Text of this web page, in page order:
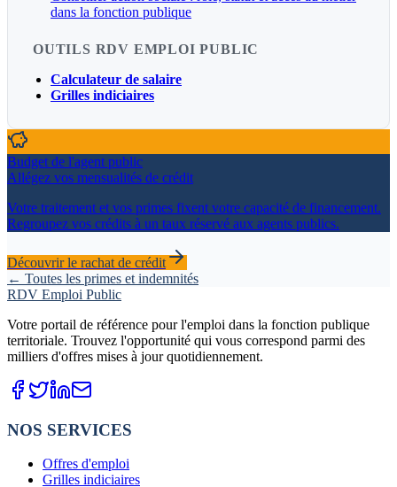
dans la fonction publique
OUTILS RDV EMPLOI PUBLIC
Calculateur de salaire
Grilles indiciaires
Budget de l'agent public
Allégez vos mensualités de crédit
Votre traitement et vos primes fixent votre capacité de financement.
Regroupez vos crédits à un taux réservé aux agents publics.
Découvrir le rachat de crédit
← Toutes les primes et indemnités
RDV Emploi Public
Votre portail de référence pour l'emploi dans la fonction publique
territoriale. Trouvez l'opportunité qui vous correspond parmi des
milliers d'offres mises à jour quotidiennement.
NOS SERVICES
Offres d'emploi
Grilles indiciaires